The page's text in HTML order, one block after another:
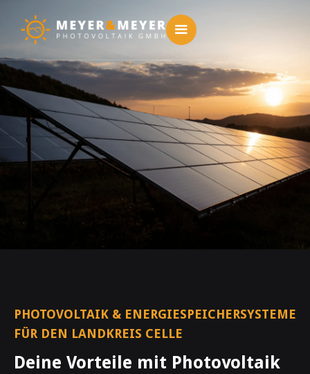
PHOTOVOLTAIK & ENERGIESPEICHERSYSTEME
FÜR DEN LANDKREIS CELLE
Deine Vorteile mit Photovoltaik